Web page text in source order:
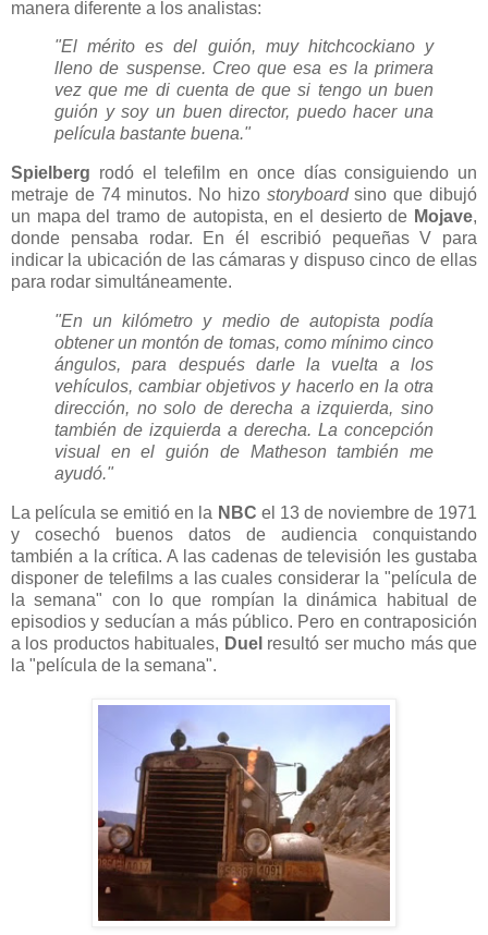
manera diferente a los analistas:
"El mérito es del guión, muy hitchcockianoy
lleno de suspense. Creo que esa es la primera
vez que me di cuenta de que si tengo un buen
guión y soy un buen director, puedo hacer una
película bastante buena."
Spielberg rodó el telefilm en once días consiguiendo un
metraje de 74 minutos. No hizo storyboardsino que dibujó
un mapa del tramo de autopista, en el desierto de Mojave,
donde pensaba rodar. En él escribió pequeñas V para
indicar la ubicación de las cámaras y dispuso cinco de ellas
para rodar simultáneamente.
"En un kilómetro y medio de autopista podía
obtener un montón de tomas, como mínimo cinco
ángulos, para después darle la vuelta a los
vehículos, cambiar objetivos y hacerlo en la otra
dirección, no solo de derecha a izquierda, sino
también de izquierda a derecha. La concepción
visual en el guión de Matheson también me
ayudó."
La película se emitió en la NBC el 13 de noviembre de 1971
y cosechó buenos datos de audiencia conquistando
también a la crítica. A las cadenas de televisión les gustaba
disponer de telefilms a las cuales considerar la "película de
la semana" con lo que rompían la dinámica habitual de
episodios y seducían a más público. Pero en contraposición
a los productos habituales, Duel resultó ser mucho más que
la "película de la semana".